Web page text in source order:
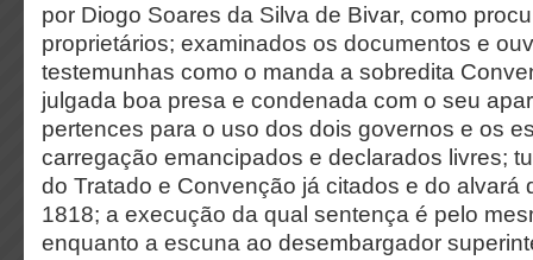
por Diogo Soares da Silva de Bivar, como
proprietários; examinados os documentos e
testemunhas como o manda a sobredita
julgada boa presa e condenada com o seu
pertences para o uso dos dois governos e os
carregação emancipados e declarados livres;
do Tratado e Convenção já citados e do alvará
1818; a execução da qual sentença é pelo
enquanto a escuna ao desembargador